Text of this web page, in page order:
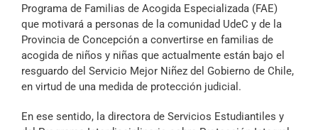
Programa de Familias de Acogida Especializada (FAE)
que motivará a personas de la comunidad UdeC y de la
Provincia de Concepción a convertirse en familias de
acogida de niños y niñas que actualmente están bajo el
resguardo del Servicio Mejor Niñez del Gobierno de Chile,
en virtud de una medida de protección judicial.
En ese sentido, la directora de Servicios Estudiantiles y